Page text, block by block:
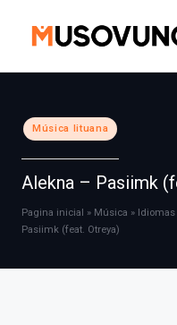
Posted
in
Música lituana
Alekna – Pasiimk
Pagina inicial » Música »
Pasiimk (feat. Otreya)